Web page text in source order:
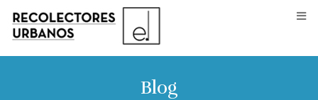
Blog